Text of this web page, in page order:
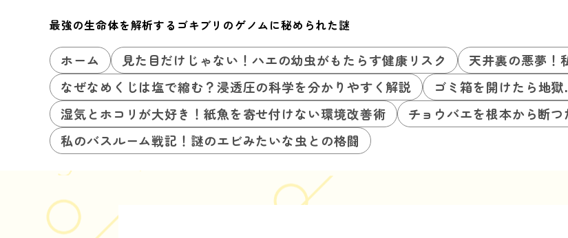
最強の生命体を解析するゴキブリのゲノムに秘められた謎
ホーム 見た目だけじゃない！ハエの幼虫がもたらす健康リスク
天井裏の悪夢！
なぜなめくじは塩で縮む？浸透圧の科学を分かりやすく解説
ゴミ箱を開けたら地
湿気とホコリが大好き！紙魚を寄せ付けない環境改善術
チョウバエを根本から断
私のバスルーム戦記！謎のエビみたいな虫との格闘